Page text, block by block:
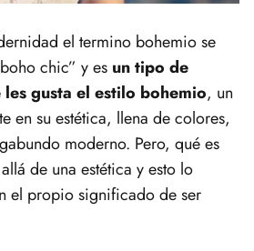
el termino bohemio se
chic” y es un tipo de
les gusta el estilo bohemio, un
en su estética, llena de colores,
moderno. Pero, qué es
de una estética y esto lo
el propio significado de ser